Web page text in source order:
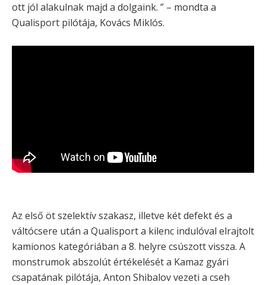
ott jól alakulnak majd a dolgaink. ” – mondta a
Qualisport pilótája, Kovács Miklós.
Az első öt szelektív szakasz, illetve két defekt és a
váltócsere után a Qualisport a kilenc indulóval elrajtolt
kamionos kategóriában a 8. helyre csúszott vissza. A
monstrumok abszolút értékelését a Kamaz gyári
csapatának pilótája, Anton Shibalov vezeti a cseh